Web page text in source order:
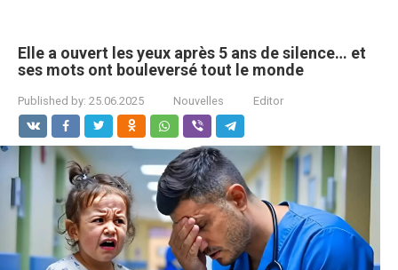
Elle a ouvert les yeux après 5 ans de silence… et
ses mots ont bouleversé tout le monde
Published by: 25.06.2025 Nouvelles Editor